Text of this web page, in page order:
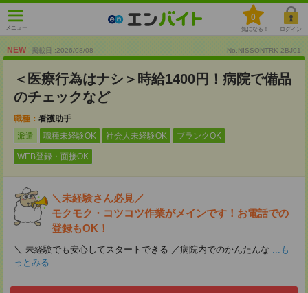
メニュー
0
気になる！ ログイン
NEW 掲載日 :2026/08/08 No.NISSONTRK-2BJ01
＜医療行為はナシ＞時給1400円！病院で備品
のチェックなど
職種： 看護助手
派遣
職種未経験OK 社会人未経験OK ブランクOK
WEB登録・面接OK
＼未経験さん必見／
モクモク・コツコツ作業がメインです！お電話での
登録もOK！
＼ 未経験でも安心してスタートできる ／病院内でのかんたんな ...も
っとみる